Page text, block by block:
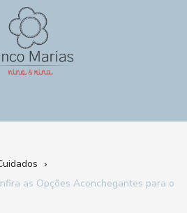
as Opções Aconchegantes para o